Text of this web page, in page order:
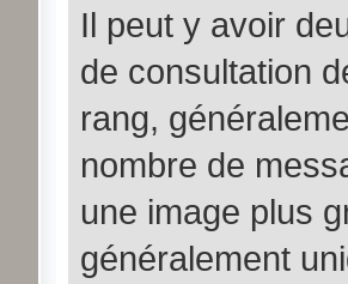
Il peut y avoir
de consultation
rang,
nombre de
une image plus
généralement